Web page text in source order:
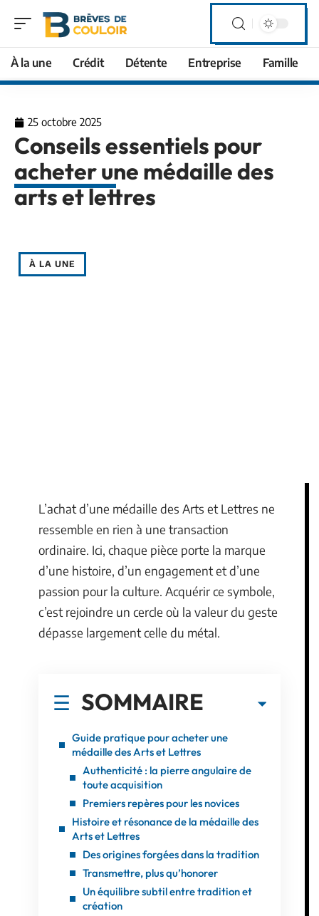
À la une Crédit Détente Entreprise Famille
25 octobre 2025
Conseils essentiels pour
acheter une médaille des
arts et lettres
À LA UNE
L’achat d’une médaille des Arts et Lettres ne
ressemble en rien à une transaction
ordinaire. Ici, chaque pièce porte la marque
d’une histoire, d’un engagement et d’une
passion pour la culture. Acquérir ce symbole,
c’est rejoindre un cercle où la valeur du geste
dépasse largement celle du métal.
SOMMAIRE
Guide pratique pour acheter une
médaille des Arts et Lettres
Authenticité : la pierre angulaire de
toute acquisition
Premiers repères pour les novices
Histoire et résonance de la médaille des
Arts et Lettres
Des origines forgées dans la tradition
Transmettre, plus qu’honorer
Un équilibre subtil entre tradition et
création